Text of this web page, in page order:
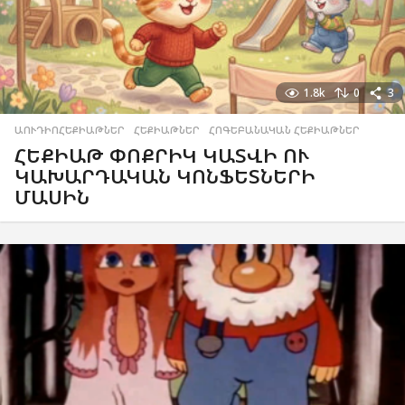
1.8k 0 3
ԱՈՒԴԻՈՀԵՔԻԱԹՆԵՐ ,ՀԵՔԻԱԹՆԵՐ ,ՀՈԳԵԲԱՆԱԿԱՆ ՀԵՔԻԱԹՆԵՐ
ՀԵՔԻԱԹ ՓՈՔՐԻԿ ԿԱՏՎԻ ՈՒ
ԿԱԽԱՐԴԱԿԱՆ ԿՈՆՖԵՏՆԵՐԻ
ՄԱՍԻՆ